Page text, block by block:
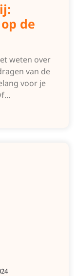
de
weten over
van de
voor je